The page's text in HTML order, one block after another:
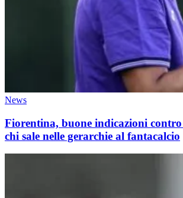
News
Fiorentina, buone indicazioni
chi sale nelle gerarchie al fantacalcio